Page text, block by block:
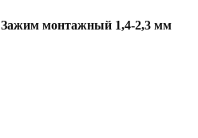
Зажим монтажный 1,4-2,3 мм